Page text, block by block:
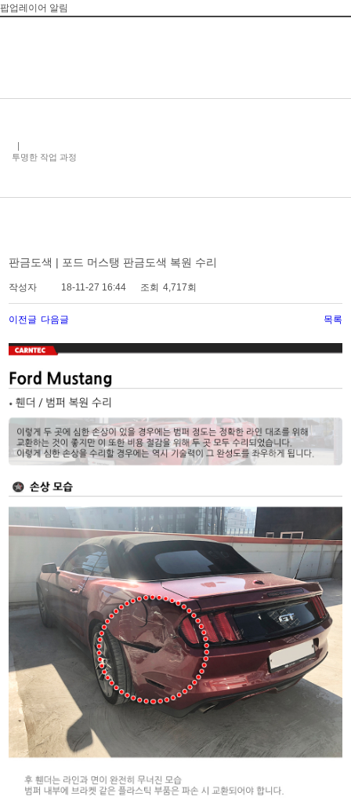
팝업레이어 알림
투명한 작업 과정
판금도색 | 포드 머스탱 판금도색 복원 수리
작성자 18-11-27 16:44 조회 4,717회
이전글 다음글 목록